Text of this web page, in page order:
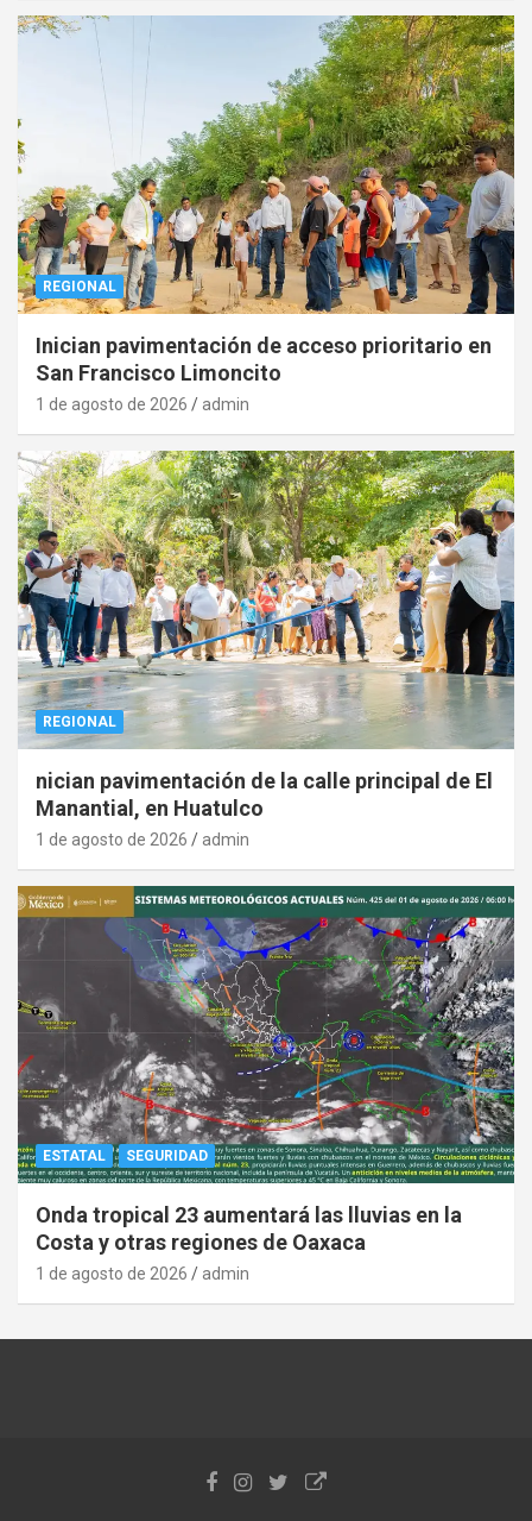
REGIONAL
Inician pavimentación de acceso prioritario en
San Francisco Limoncito
1 de agosto de 2026 admin
REGIONAL
nician pavimentación de la calle principal de El
Manantial, en Huatulco
1 de agosto de 2026 admin
ESTATAL SEGURIDAD
Onda tropical 23 aumentará las lluvias en la
Costa y otras regiones de Oaxaca
1 de agosto de 2026 admin